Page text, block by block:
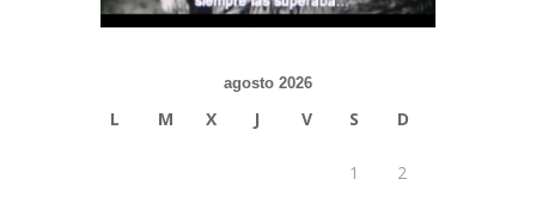
agosto 2026
L M X J V S D
1 2